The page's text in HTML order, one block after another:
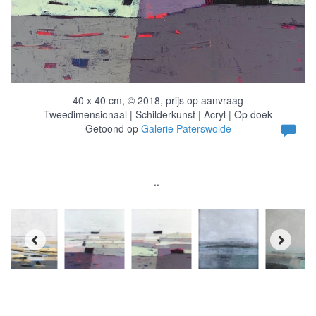
40 x 40 cm, © 2018, prijs op aanvraag
Tweedimensionaal | Schilderkunst | Acryl | Op doek
Getoond op Galerie Paterswolde
..